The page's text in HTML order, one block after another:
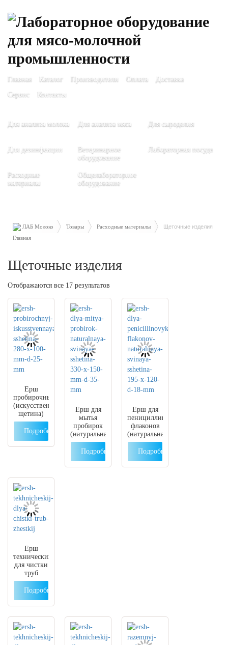
Главная Каталог Производители Оплата
Доставка
Сервис
Контакты
Для анализа молока Для анализа мяса Для сыроделия
Для дезинфекции
Ветеринарное
оборудование
Лабораторная посуда
Расходные
материалы
Общелабораторное
оборудование
ЛАБ Молоко Товары Расходные материалы Щеточные изделия
Щеточные изделия
Отображаются все 17 результатов
Ерш
пробирочный
(искусственная
щетина)
280 x 100
мм D 25
Подробнее
Ерш для
мытья
пробирок
(натуральная
свиная
щетина)
мм D 35
Подробнее
Ерш для
пенициллиновых
флаконов
(натуральная
свиная
щетина)
195 x 120 d
18 мм
Подробнее
Ерш
технический
для чистки
труб
Подробнее